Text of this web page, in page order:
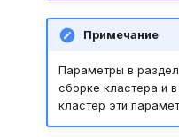
Примечание
Параметры в
сборке кластера и
кластер эти